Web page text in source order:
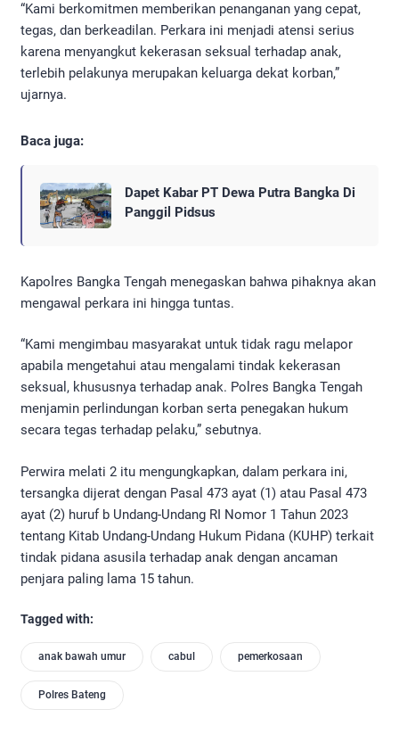
“Kami berkomitmen memberikan penanganan yang cepat,
tegas, dan berkeadilan. Perkara ini menjadi atensi serius
karena menyangkut kekerasan seksual terhadap anak,
terlebih pelakunya merupakan keluarga dekat korban,”
ujarnya.
Baca juga:
Dapet Kabar PT Dewa Putra Bangka Di
Panggil Pidsus
Kapolres Bangka Tengah menegaskan bahwa pihaknya akan
mengawal perkara ini hingga tuntas.
“Kami mengimbau masyarakat untuk tidak ragu melapor
apabila mengetahui atau mengalami tindak kekerasan
seksual, khususnya terhadap anak. Polres Bangka Tengah
menjamin perlindungan korban serta penegakan hukum
secara tegas terhadap pelaku,” sebutnya.
Perwira melati 2 itu mengungkapkan, dalam perkara ini,
tersangka dijerat dengan Pasal 473 ayat (1) atau Pasal 473
ayat (2) huruf b Undang-Undang RI Nomor 1 Tahun 2023
tentang Kitab Undang-Undang Hukum Pidana (KUHP) terkait
tindak pidana asusila terhadap anak dengan ancaman
penjara paling lama 15 tahun.
Tagged with:
anak bawah umur cabul pemerkosaan
Polres Bateng